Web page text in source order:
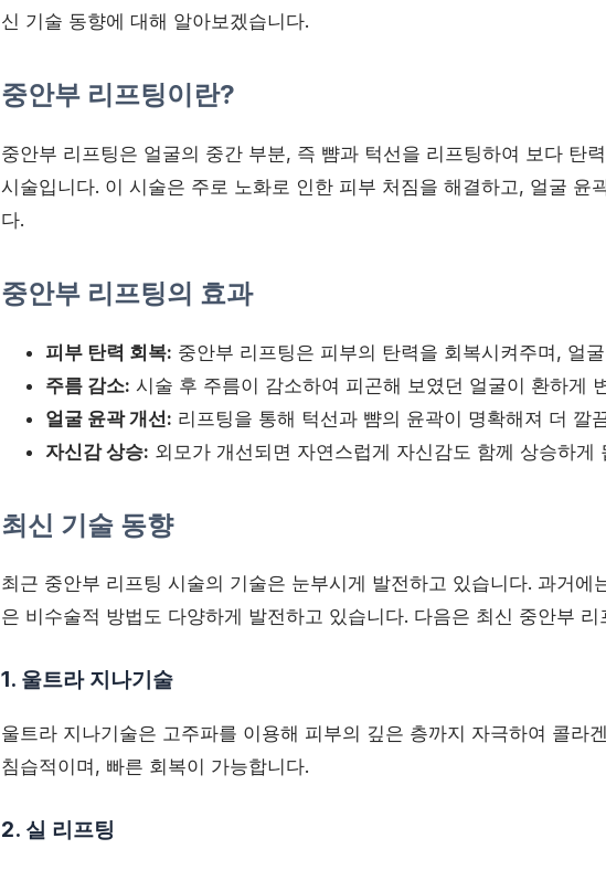
신 기술 동향에 대해 알아보겠습니다.
중안부 리프팅이란?
중안부 리프팅은 얼굴의 중간 부분, 즉 뺨과 턱선을 리프팅하여 보다 탄
시술입니다. 이 시술은 주로 노화로 인한 피부 처짐을 해결하고, 얼굴 윤
다.
중안부 리프팅의 효과
피부 탄력 회복: 중안부 리프팅은 피부의 탄력을 회복시켜주며, 얼
주름 감소: 시술 후 주름이 감소하여 피곤해 보였던 얼굴이 환하게
얼굴 윤곽 개선: 리프팅을 통해 턱선과 뺨의 윤곽이 명확해져 더 깔
자신감 상승: 외모가 개선되면 자연스럽게 자신감도 함께 상승하게
최신 기술 동향
최근 중안부 리프팅 시술의 기술은 눈부시게 발전하고 있습니다. 과거에
은 비수술적 방법도 다양하게 발전하고 있습니다. 다음은 최신 중안부
1. 울트라 지나기술
울트라 지나기술은 고주파를 이용해 피부의 깊은 층까지 자극하여 콜라
침습적이며, 빠른 회복이 가능합니다.
2. 실 리프팅